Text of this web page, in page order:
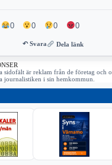
0 0 0 0
↶ Svara Dela länk
sidofält är reklam från de företag och
journalistiken i sin hemkommun.